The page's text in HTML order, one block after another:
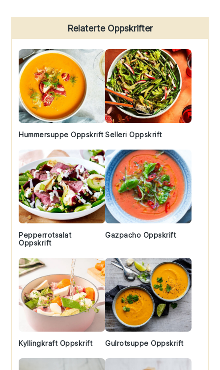
Sidebar
Relaterte Oppskrifter
Hummersuppe OppskriftSelleri Oppskrift
Pepperrotsalat
Oppskrift
Gazpacho Oppskrift
Kyllingkraft Oppskrift Gulrotsuppe Oppskrift